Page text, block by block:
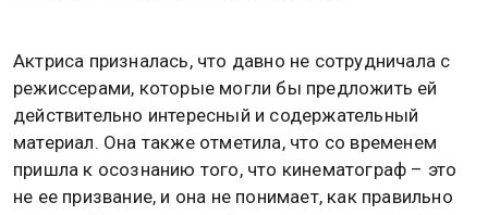
Актриса призналась, что давно не сотрудничала с
режиссерами, которые могли бы предложить ей
действительно интересный и содержательный
материал. Она также отметила, что со временем
пришла к осознанию того, что кинематограф – это
не ее призвание, и она не понимает, как правильно